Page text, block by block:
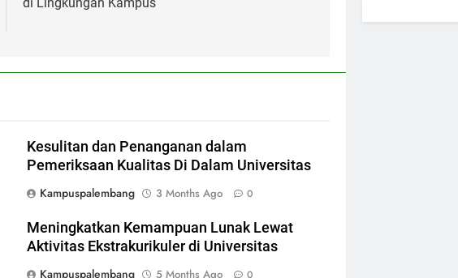
Kesulitan dan Penanganan dalam
Pemeriksaan Kualitas Di Dalam Universitas
Kampuspalembang
3 Months Ago 0
Meningkatkan Kemampuan Lunak Lewat
Aktivitas Ekstrakurikuler di Universitas
Kampuspalembang
5 Months Ago 0